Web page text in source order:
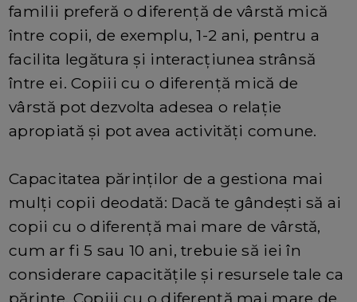
familii preferă o diferență de vârstă mică
între copii, de exemplu, 1-2 ani, pentru a
facilita legătura și interacțiunea strânsă
între ei. Copiii cu o diferență mică de
vârstă pot dezvolta adesea o relație
apropiată și pot avea activități comune.
Capacitatea părinților de a gestiona mai
mulți copii deodată: Dacă te gândești să ai
copii cu o diferență mai mare de vârstă,
cum ar fi 5 sau 10 ani, trebuie să iei în
considerare capacitățile și resursele tale ca
părinte. Copiii cu o diferență mai mare de